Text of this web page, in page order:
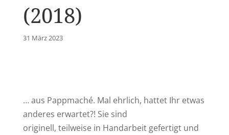
(2018)
31 März 2023
… aus Pappmaché. Mal ehrlich, hattet Ihr etwas
anderes erwartet?! Sie sind
originell, teilweise in Handarbeit gefertigt und